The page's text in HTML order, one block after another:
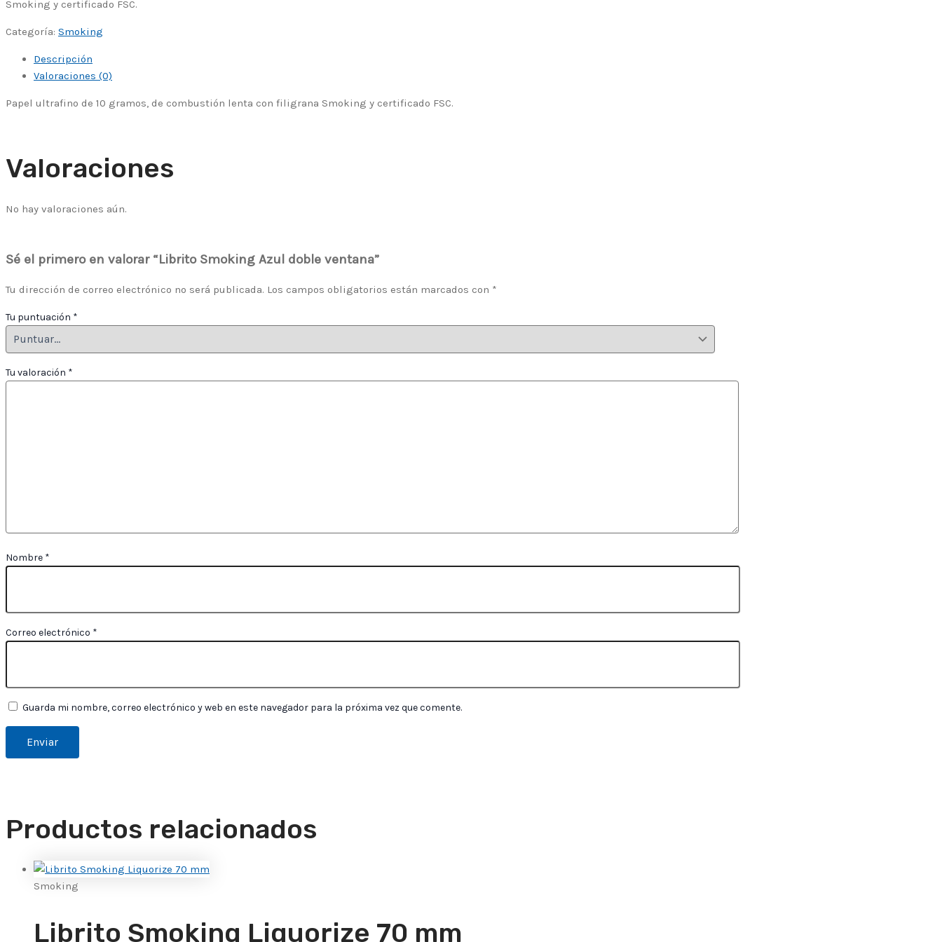
Smoking y certificado FSC.
Categoría: Smoking
Descripción
Valoraciones (0)
Papel ultrafino de 10 gramos, de combustión lenta con filigrana Smoking y certificado FSC.
Valoraciones
No hay valoraciones aún.
Sé el primero en valorar “Librito Smoking Azul doble ventana”
Tu dirección de correo electrónico no será publicada. Los campos obligatorios están marcados con *
Tu puntuación *
Tu valoración *
Nombre *
Correo electrónico *
Guarda mi nombre, correo electrónico y web en este navegador para la próxima vez que comente.
Productos relacionados
Smoking
Librito Smoking Liquorize 70 mm